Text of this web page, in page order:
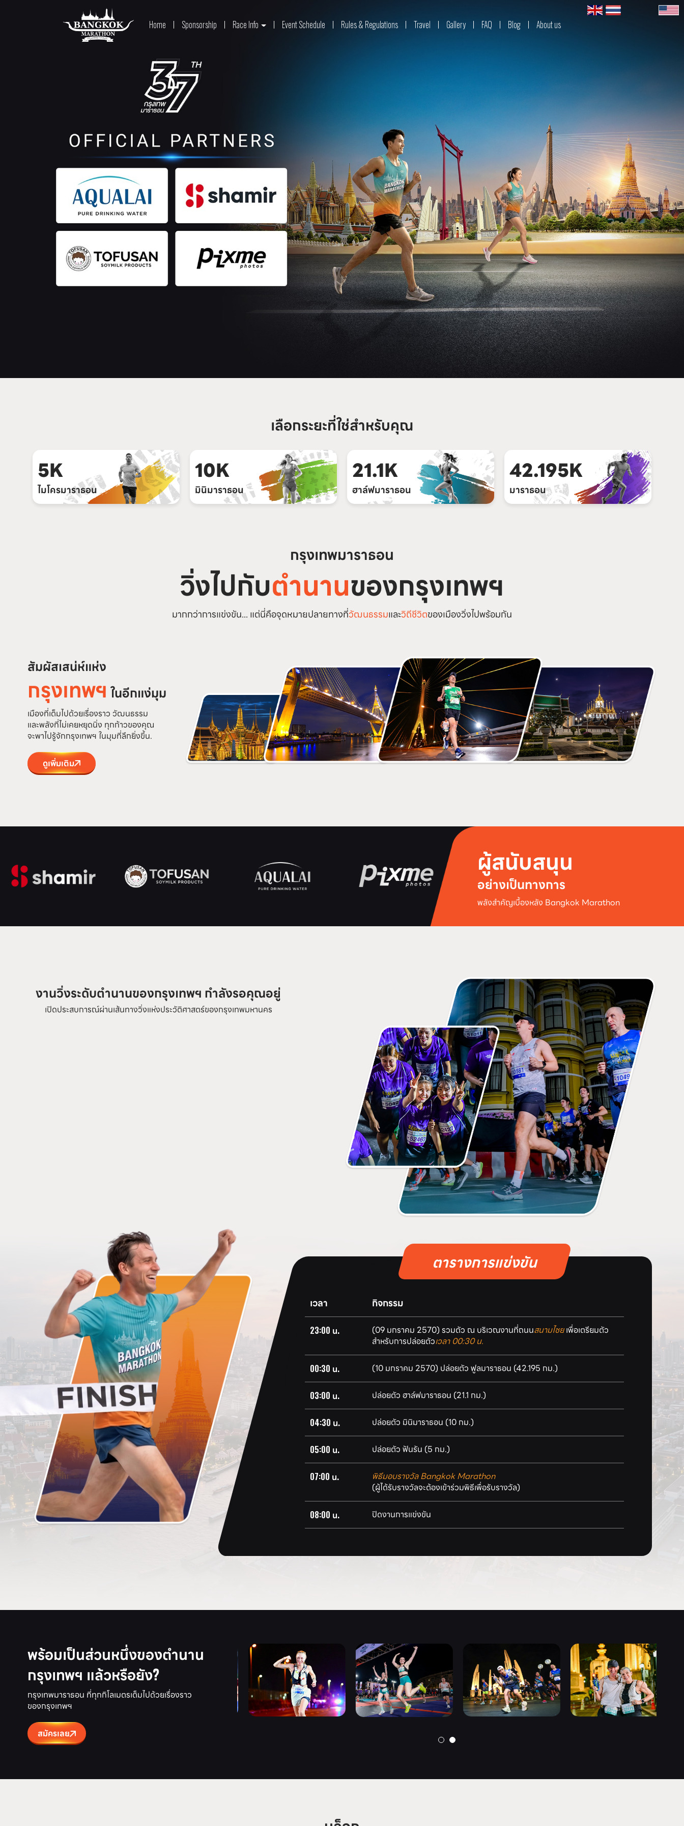
Home Sponsorship Race Info Event Schedule Rules & Regulations Travel Gallery FAQ Blog About us
เลือกระยะที่ใช่สำหรับคุณ
5K
ไมโครมาราธอน
10K
มินิมาราธอน
21.1K
ฮาล์ฟมาราธอน
42.195K
มาราธอน
กรุงเทพมาราธอน
วิ่งไปกับตำนานของกรุงเทพฯ
มากกว่าการแข่งขัน... แต่นี่คือจุดหมายปลายทางที่วัฒนธรรมและวิถีชีวิตของเมืองวิ่งไปพร้อมกัน
กรุงเทพฯ ในอีกแง่มุม
เมืองที่เต็มไปด้วยเรื่องราว วัฒนธรรม
และพลังที่ไม่เคยหยุดนิ่ง ทุกก้าวของคุณ
จะพาไปรู้จักกรุงเทพฯ ในมุมที่ลึกยิ่งขึ้น.
ดูเพิ่มเติม
ผู้สนับสนุน
อย่างเป็นทางการ
พลังสำคัญเบื้องหลัง Bangkok Marathon
งานวิ่งระดับตำนานของกรุงเทพฯ กำลังรอคุณอยู่
เปิดประสบการณ์ผ่านเส้นทางวิ่งแห่งประวัติศาสตร์ของกรุงเทพมหานคร
ตารางการแข่งขัน
เวลา กิจกรรม
23:00 น. (09 มกราคม 2570) รวมตัว ณ บริเวณงานที่ถนนสนามไชยเพื่อเตรียมตัว
สำหรับการปล่อยตัวเวลา 00:30 น.
00:30 น. (10 มกราคม 2570) ปล่อยตัว ฟูลมาราธอน (42.195 กม.)
03:00 น. ปล่อยตัว ฮาล์ฟมาราธอน (21.1 กม.)
04:30 น. ปล่อยตัว มินิมาราธอน (10 กม.)
05:00 น. ปล่อยตัว ฟันรัน (5 กม.)
07:00 น.
พิธีมอบรางวัล Bangkok Marathon
(ผู้ได้รับรางวัลจะต้องเข้าร่วมพิธีเพื่อรับรางวัล)
08:00 น. ปิดงานการแข่งขัน
พร้อมเป็นส่วนหนึ่งของตำนาน
กรุงเทพฯ แล้วหรือยัง?
กรุงเทพมาราธอน ที่ทุกกิโลเมตรเต็มไปด้วยเรื่องราว
ของกรุงเทพฯ
สมัครเลย
Spanish
Portuguese
French
Russian
Reset